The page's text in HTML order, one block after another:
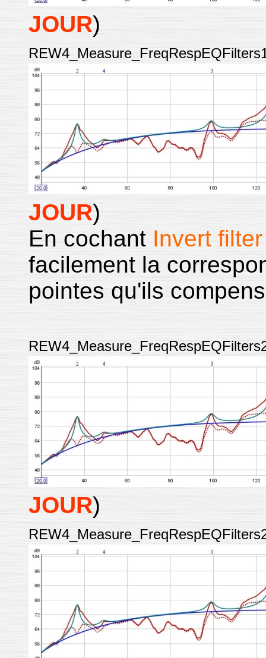
JOUR)
JOUR)
En cochant Invert
facilement la
pointes qu'ils
JOUR)